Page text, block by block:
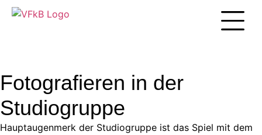
Fotografieren in der
Studiogruppe
Hauptaugenmerk der Studiogruppe ist das Spiel mit dem